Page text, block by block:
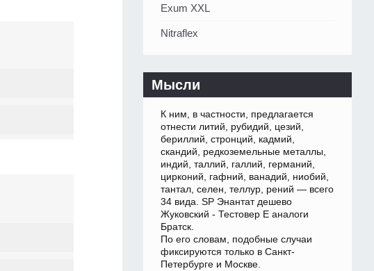
Exum XXL
Nitraflex
Мысли
К ним, в частности, предлагается
отнести литий, рубидий, цезий,
бериллий, стронций, кадмий,
скандий, редкоземельные металлы,
индий, таллий, галлий, германий,
цирконий, гафний, ванадий, ниобий,
тантал, селен, теллур, рений — всего
34 вида. SP Энантат дешево
Жуковский - Тестовер Е аналоги
Братск.
По его словам, подобные случаи
фиксируются только в Санкт-
Петербурге и Москве.